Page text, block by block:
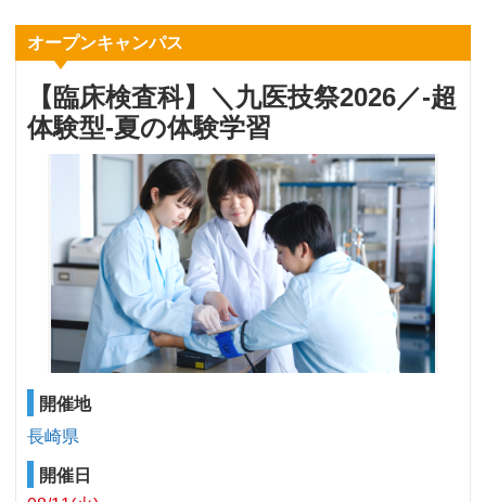
オープンキャンパス
【臨床検査科】＼九医技祭2026／‐超
体験型‐夏の体験学習
開催地
長崎県
開催日